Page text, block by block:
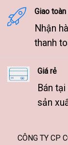
Giao
Nhận
thanh
Giá rẻ
Bán
sản
CÔNG TY CP